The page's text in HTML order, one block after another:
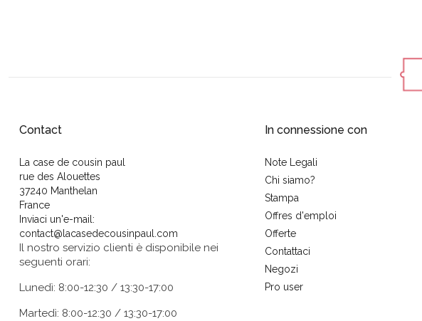
Contact
La case de cousin paul
rue des Alouettes
37240 Manthelan
France
Inviaci un'e-mail:
contact@lacasedecousinpaul.com
Il nostro servizio clienti è disponibile nei
seguenti orari:
Lunedì: 8:00-12:30 / 13:30-17:00
Martedì: 8:00-12:30 / 13:30-17:00
In connessione con
Note Legali
Chi siamo?
Stampa
Offres d'emploi
Offerte
Contattaci
Negozi
Pro user